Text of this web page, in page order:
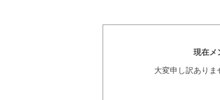
現在メ
大変申し訳あり